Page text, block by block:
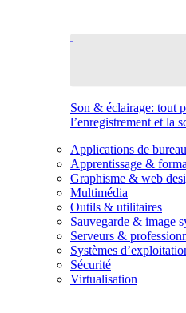
Son & éclairage: tout
l’enregistrement et la
Applications de bureau
Apprentissage &
Graphisme & web
Multimédia
Outils & utilitaires
Sauvegarde & image
Serveurs &
Systèmes
Sécurité
Virtualisation